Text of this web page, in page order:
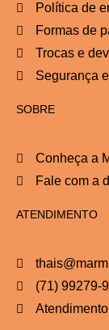
Política de
Formas de
Trocas e
Segurança
SOBRE
Conheça a
Fale com a
ATENDIMENTO
(71) 99279-